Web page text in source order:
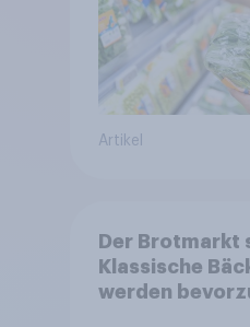
Artikel
Der Brotmarkt
Klassische
werden